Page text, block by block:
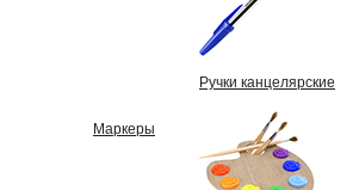
Ручки канцелярские
Маркеры